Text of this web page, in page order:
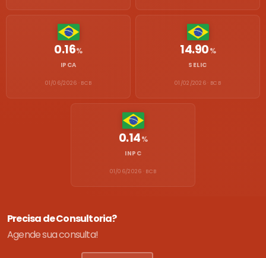
0.16%
IPCA
01/06/2026 · BCB
14.90%
SELIC
01/02/2026 · BCB
0.14%
INPC
01/06/2026 · BCB
Precisa de Consultoria?
Agende sua consulta!